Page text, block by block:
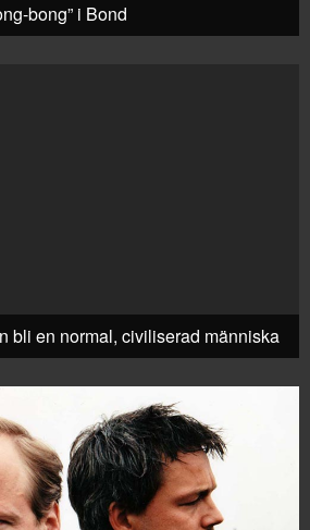
bong” i Bond
bli en normal, civiliserad människa